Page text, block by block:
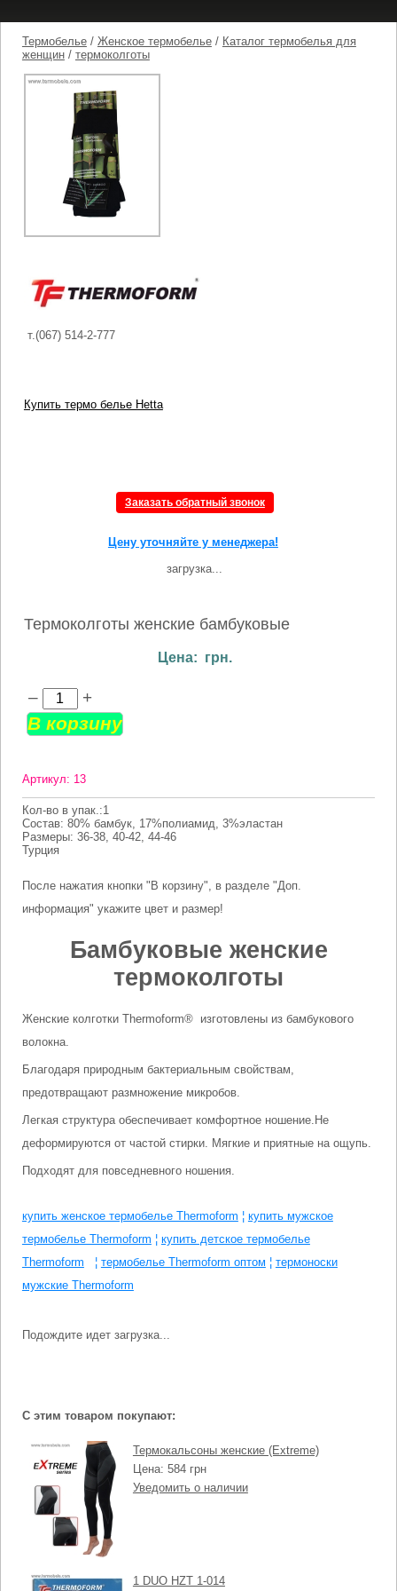
Термобелье/ Женское термобелье/ Каталог термобелья для
женщин/ термоколготы
т.(067) 514-2-777
Купить термо белье Hetta
Заказать обратный звонок
Цену уточняйте у менеджера!
загрузка...
Термоколготы женские бамбуковые
Цена: грн.
– +
Артикул: 13
Кол-во в упак.:1
Состав: 80% бамбук, 17%полиамид, 3%эластан
Размеры: 36-38, 40-42, 44-46
Турция
После нажатия кнопки "В корзину", в разделе "Доп.
информация" укажите цвет и размер!
Бамбуковые женские
термоколготы
Женские колготки Thermoform® изготовлены из бамбукового
волокна.
Благодаря природным бактериальным свойствам,
предотвращают размножение микробов.
Легкая структура обеспечивает комфортное ношение.Не
деформируются от частой стирки. Мягкие и приятные на ощупь.
Подходят для повседневного ношения.
купить женское термобелье Thermoform ¦ купить мужское
термобелье Thermoform ¦ купить детское термобелье
Thermoform
¦ термобелье Thermoform оптом ¦ термоноски
мужские Thermoform
Подождите идет загрузка...
С этим товаром покупают:
Термокальсоны женские (Extreme)
584
Уведомить о наличии
1 DUO HZT 1-014